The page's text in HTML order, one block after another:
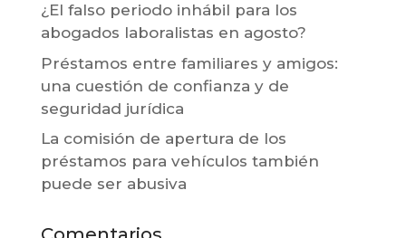
¿El falso periodo inhábil para los
abogados laboralistas en agosto?
Préstamos entre familiares y amigos:
una cuestión de confianza y de
seguridad jurídica
La comisión de apertura de los
préstamos para vehículos también
puede ser abusiva